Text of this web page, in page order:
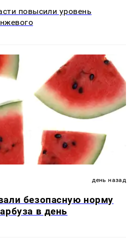
повысили уровень
день назад
безопасную норму
в день